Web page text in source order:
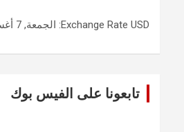
Exchange Rate USD : الجمعة, 7 أغسطس.
تابعونا على الفيس بوك